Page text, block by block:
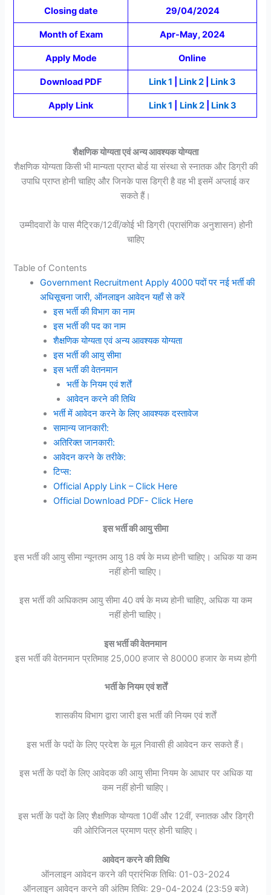
Closing date 29/04/2024
Month of Exam Apr-May, 2024
Apply Mode Online
Download PDF Link 1 Link 2 Link 3
Apply Link Link 1 Link 2 Link 3
शैक्षणिक योग्यता एवं अन्य आवश्यक योग्यता
शैक्षणिक योग्यता किसी भी मान्यता प्राप्त बोर्ड या संस्था से स्नातक और डिग्री की
उपाधि प्राप्त होनी चाहिए और जिनके पास डिग्री है वह भी इसमें अप्लाई कर
सकते हैं।
उम्मीदवारों के पास मैट्रिक/12वीं/कोई भी डिग्री (प्रासंगिक अनुशासन) होनी
चाहिए
Table of Contents
Government Recruitment Apply 4000 पदों पर नई भर्ती की
अधिसूचना जारी, ऑनलाइन आवेदन यहाँ से करें
इस भर्ती की विभाग का नाम
इस भर्ती की पद का नाम
शैक्षणिक योग्यता एवं अन्य आवश्यक योग्यता
इस भर्ती की आयु सीमा
इस भर्ती की वेतनमान
भर्ती के नियम एवं शर्तें
आवेदन करने की तिथि
भर्ती में आवेदन करने के लिए आवश्यक दस्तावेज
सामान्य जानकारी:
अतिरिक्त जानकारी:
आवेदन करने के तरीके:
टिप्स:
Official Apply Link – Click Here
Official Download PDF- Click Here
इस भर्ती की आयु सीमा
इस भर्ती की आयु सीमा न्यूनतम आयु 18 वर्ष के मध्य होनी चाहिए। अधिक या कम
नहीं होनी चाहिए।
इस भर्ती की अधिकतम आयु सीमा 40 वर्ष के मध्य होनी चाहिए, अधिक या कम
नहीं होनी चाहिए।
इस भर्ती की वेतनमान
इस भर्ती की वेतनमान प्रतिमाह 25,000 हजार से 80000 हजार के मध्य होगी
भर्ती के नियम एवं शर्तें
शासकीय विभाग द्वारा जारी इस भर्ती की नियम एवं शर्तें
इस भर्ती के पदों के लिए प्रदेश के मूल निवासी ही आवेदन कर सकते हैं।
इस भर्ती के पदों के लिए आवेदक की आयु सीमा नियम के आधार पर अधिक या
कम नहीं होनी चाहिए।
इस भर्ती के पदों के लिए शैक्षणिक योग्यता 10वीं और 12वीं, स्नातक और डिग्री
की ओरिजिनल प्रमाण पत्र होनी चाहिए।
आवेदन करने की तिथि
ऑनलाइन आवेदन करने की प्रारंभिक तिथि: 01-03-2024
ऑनलाइन आवेदन करने की अंतिम तिथि: 29-04-2024 (23:59 बजे)